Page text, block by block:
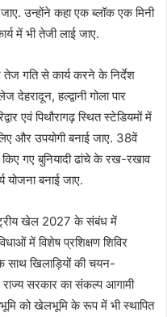
उन्होंने कहा एक ब्लॉक एक मिनी
में भी तेजी लाई जाए.
तेज गति से कार्य करने के निर्देश
देहरादून, हल्द्वानी गोला पार
एवं पिथौरागढ़ स्थित स्टेडियमों में
और उपयोगी बनाई जाए. 38वें
किए गए बुनियादी ढांचे के रख-रखाव
योजना बनाई जाए.
खेल 2027 के संबंध में
में विशेष प्रशिक्षण शिविर
खिलाड़ियों की चयन-
राज्य सरकार का संकल्प आगामी
को खेलभूमि के रूप में भी स्थापित